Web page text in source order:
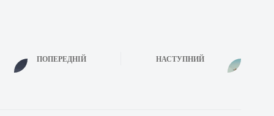
ПОПЕРЕДНІЙ НАСТУПНИЙ